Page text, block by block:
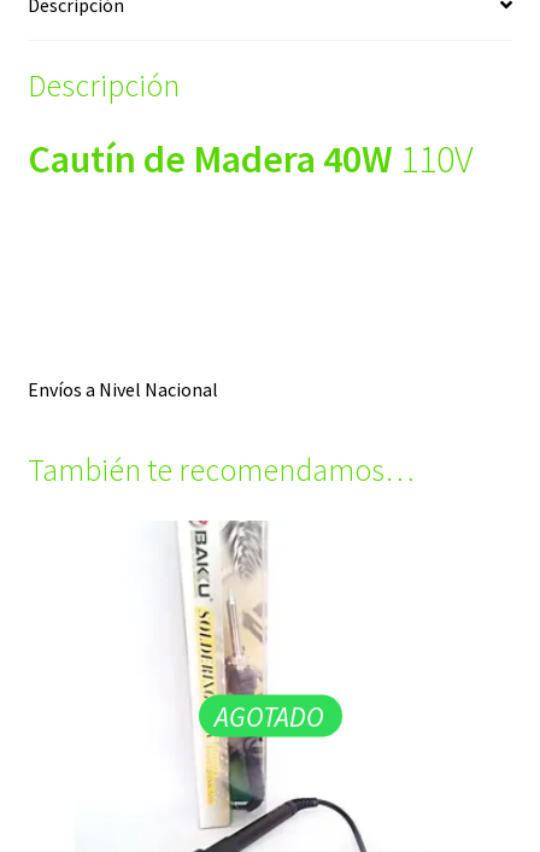
Descripción
Cautín de Madera 40W 110V
Envíos a Nivel Nacional
También te recomendamos…
AGOTADO